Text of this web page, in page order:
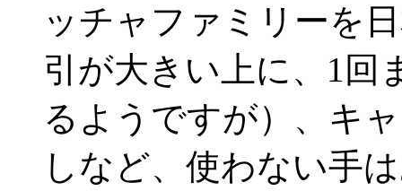
ッチャファミリーを
引が大きい上に、1回
るようですが）、キ
しなど、使わない手